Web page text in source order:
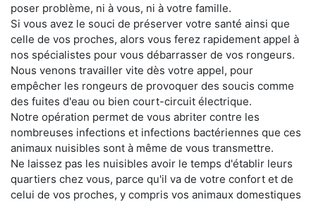
poser problème, ni à vous, ni à votre famille.
Si vous avez le souci de préserver votre santé ainsi que
celle de vos proches, alors vous ferez rapidement appel à
nos spécialistes pour vous débarrasser de vos rongeurs.
Nous venons travailler vite dès votre appel, pour
empêcher les rongeurs de provoquer des soucis comme
des fuites d'eau ou bien court-circuit électrique.
Notre opération permet de vous abriter contre les
nombreuses infections et infections bactériennes que ces
animaux nuisibles sont à même de vous transmettre.
Ne laissez pas les nuisibles avoir le temps d'établir leurs
quartiers chez vous, parce qu'il va de votre confort et de
celui de vos proches, y compris vos animaux domestiques